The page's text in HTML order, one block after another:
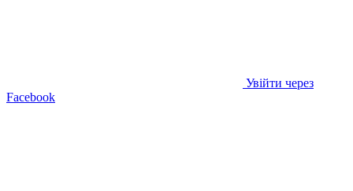
Увійти через
Facebook